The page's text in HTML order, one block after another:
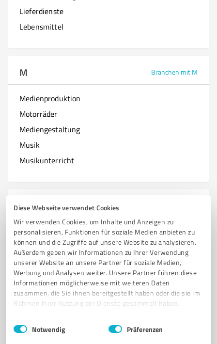
Diese Webseite verwendet Cookies
Wir verwenden Cookies, um Inhalte und Anzeigen zu
personalisieren, Funktionen für soziale Medien anbieten zu
können und die Zugriffe auf unsere Website zu analysieren.
Außerdem geben wir Informationen zu Ihrer Verwendung
unserer Website an unsere Partner für soziale Medien,
Werbung und Analysen weiter. Unsere Partner führen diese
Informationen möglicherweise mit weiteren Daten
zusammen, die Sie ihnen bereitgestellt haben oder die sie im
Rahmen Ihrer Nutzung der Dienste gesammelt haben.
Impressum Datenschutzbestimmungen
Einwilligungsauswahl
Notwendig Präferenzen
Lieferdienste
Lebensmittel
M Branchen mit M
Medienproduktion
Motorräder
Mediengestaltung
Musik
Musikunterricht
N
Natur & Umwelt
Nagelstudios
O Branchen mit O
Optiker